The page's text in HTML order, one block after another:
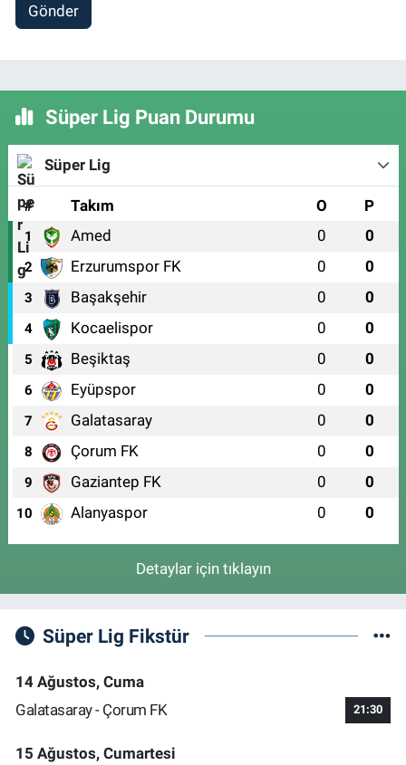
Gönder
Süper Lig Puan Durumu
Süper Lig
# Takım O P
1 Amed 0 0
2 Erzurumspor FK 0 0
3 Başakşehir 0 0
4 Kocaelispor 0 0
5 Beşiktaş 0 0
6 Eyüpspor 0 0
7 Galatasaray 0 0
8 Çorum FK 0 0
9 Gaziantep FK 0 0
10 Alanyaspor 0 0
Detaylar için tıklayın
Süper Lig Fikstür
14 Ağustos, Cuma
Galatasaray - Çorum FK
21:30
15 Ağustos, Cumartesi